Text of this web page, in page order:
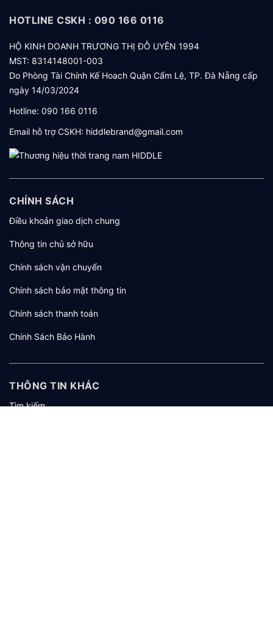
HOTLINE CSKH : 090 166 0116
HỘ KINH DOANH TRƯƠNG THỊ ĐỖ UYÊN 1994
MST: 8314148001-003
Do Phòng Tài Chính Kế Hoach Quận Cẩm Lệ, TP. Đà Nẵng cấp
ngày 14/03/2024
Hotline: 090 166 0116
Email hỗ trợ CSKH: hiddlebrand@gmail.com
CHÍNH SÁCH
Điều khoản giao dịch chung
Thông tin chủ sở hữu
Chính sách vận chuyển
Chính sách bảo mật thông tin
Chính sách thanh toán
Chính Sách Bảo Hành
THÔNG TIN KHÁC
Tìm kiếm